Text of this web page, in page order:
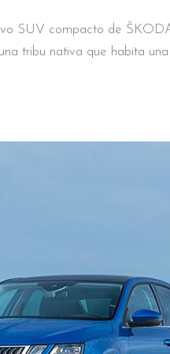
SUV compacto de
tribu nativa que habita